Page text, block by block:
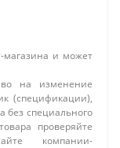
магазина и может
на изменение
(спецификации),
без специального
проверяйте
компании-